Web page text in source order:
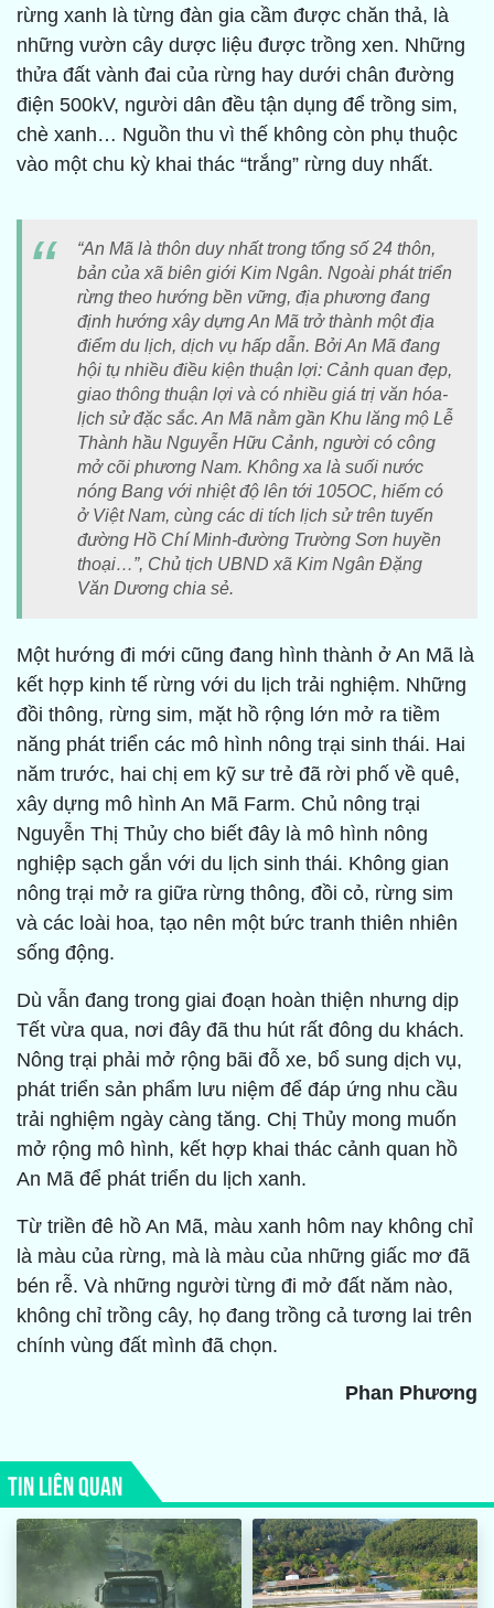
rừng xanh là từng đàn gia cầm được chăn thả, là
những vườn cây dược liệu được trồng xen. Những
thửa đất vành đai của rừng hay dưới chân đường
điện 500kV, người dân đều tận dụng để trồng sim,
chè xanh… Nguồn thu vì thế không còn phụ thuộc
vào một chu kỳ khai thác “trắng” rừng duy nhất.
“An Mã là thôn duy nhất trong tổng số 24 thôn,
bản của xã biên giới Kim Ngân. Ngoài phát triển
rừng theo hướng bền vững, địa phương đang
định hướng xây dựng An Mã trở thành một địa
điểm du lịch, dịch vụ hấp dẫn. Bởi An Mã đang
hội tụ nhiều điều kiện thuận lợi: Cảnh quan đẹp,
giao thông thuận lợi và có nhiều giá trị văn hóa-
lịch sử đặc sắc. An Mã nằm gần Khu lăng mộ Lễ
Thành hầu Nguyễn Hữu Cảnh, người có công
mở cõi phương Nam. Không xa là suối nước
nóng Bang với nhiệt độ lên tới 105OC, hiếm có
ở Việt Nam, cùng các di tích lịch sử trên tuyến
đường Hồ Chí Minh-đường Trường Sơn huyền
thoại…”, Chủ tịch UBND xã Kim Ngân Đặng
Văn Dương chia sẻ.
Một hướng đi mới cũng đang hình thành ở An Mã là
kết hợp kinh tế rừng với du lịch trải nghiệm. Những
đồi thông, rừng sim, mặt hồ rộng lớn mở ra tiềm
năng phát triển các mô hình nông trại sinh thái. Hai
năm trước, hai chị em kỹ sư trẻ đã rời phố về quê,
xây dựng mô hình An Mã Farm. Chủ nông trại
Nguyễn Thị Thủy cho biết đây là mô hình nông
nghiệp sạch gắn với du lịch sinh thái. Không gian
nông trại mở ra giữa rừng thông, đồi cỏ, rừng sim
và các loài hoa, tạo nên một bức tranh thiên nhiên
sống động.
Dù vẫn đang trong giai đoạn hoàn thiện nhưng dịp
Tết vừa qua, nơi đây đã thu hút rất đông du khách.
Nông trại phải mở rộng bãi đỗ xe, bổ sung dịch vụ,
phát triển sản phẩm lưu niệm để đáp ứng nhu cầu
trải nghiệm ngày càng tăng. Chị Thủy mong muốn
mở rộng mô hình, kết hợp khai thác cảnh quan hồ
An Mã để phát triển du lịch xanh.
Từ triền đê hồ An Mã, màu xanh hôm nay không chỉ
là màu của rừng, mà là màu của những giấc mơ đã
bén rễ. Và những người từng đi mở đất năm nào,
không chỉ trồng cây, họ đang trồng cả tương lai trên
chính vùng đất mình đã chọn.
Phan Phương
TIN LIÊN QUAN